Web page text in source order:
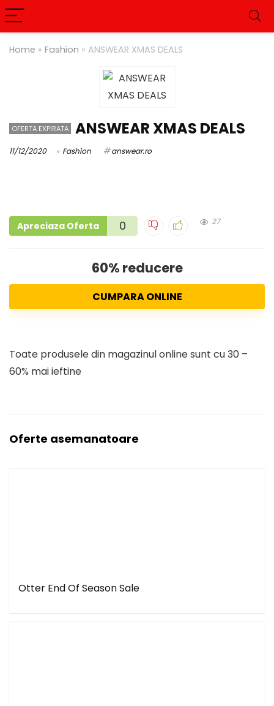
Home » Fashion » ANSWEAR XMAS DEALS
OFERTA EXPIRATA ANSWEAR XMAS DEALS
11/12/2020 Fashion answear.ro
Apreciaza Oferta 0 27
60% reducere
CUMPARA ONLINE
Toate produsele din magazinul online sunt cu 30 –
60% mai ieftine
Oferte asemanatoare
Otter End Of Season Sale